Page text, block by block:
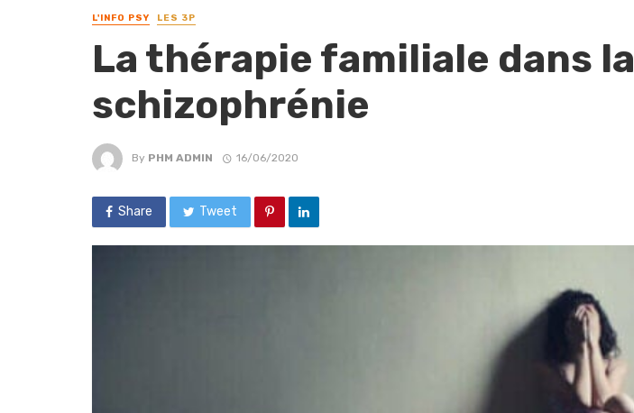
L'INFO PSY LES 3P
La thérapie familiale dans la
schizophrénie
By PHM ADMIN 16/06/2020
Share Tweet